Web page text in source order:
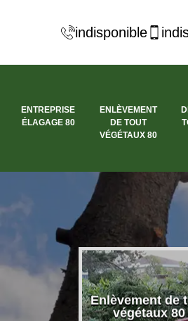
indisponible
ENTREPRISE
ÉLAGAGE 80
ENLÈVEMENT
DE TOUT
VÉGÉTAUX 80
élagage
Enlèvement de
végétaux 80